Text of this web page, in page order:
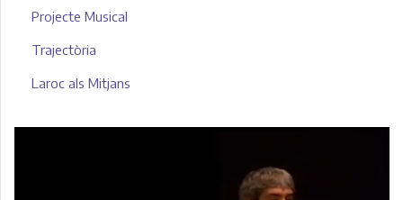
Projecte Musical
Trajectòria
Laroc als Mitjans